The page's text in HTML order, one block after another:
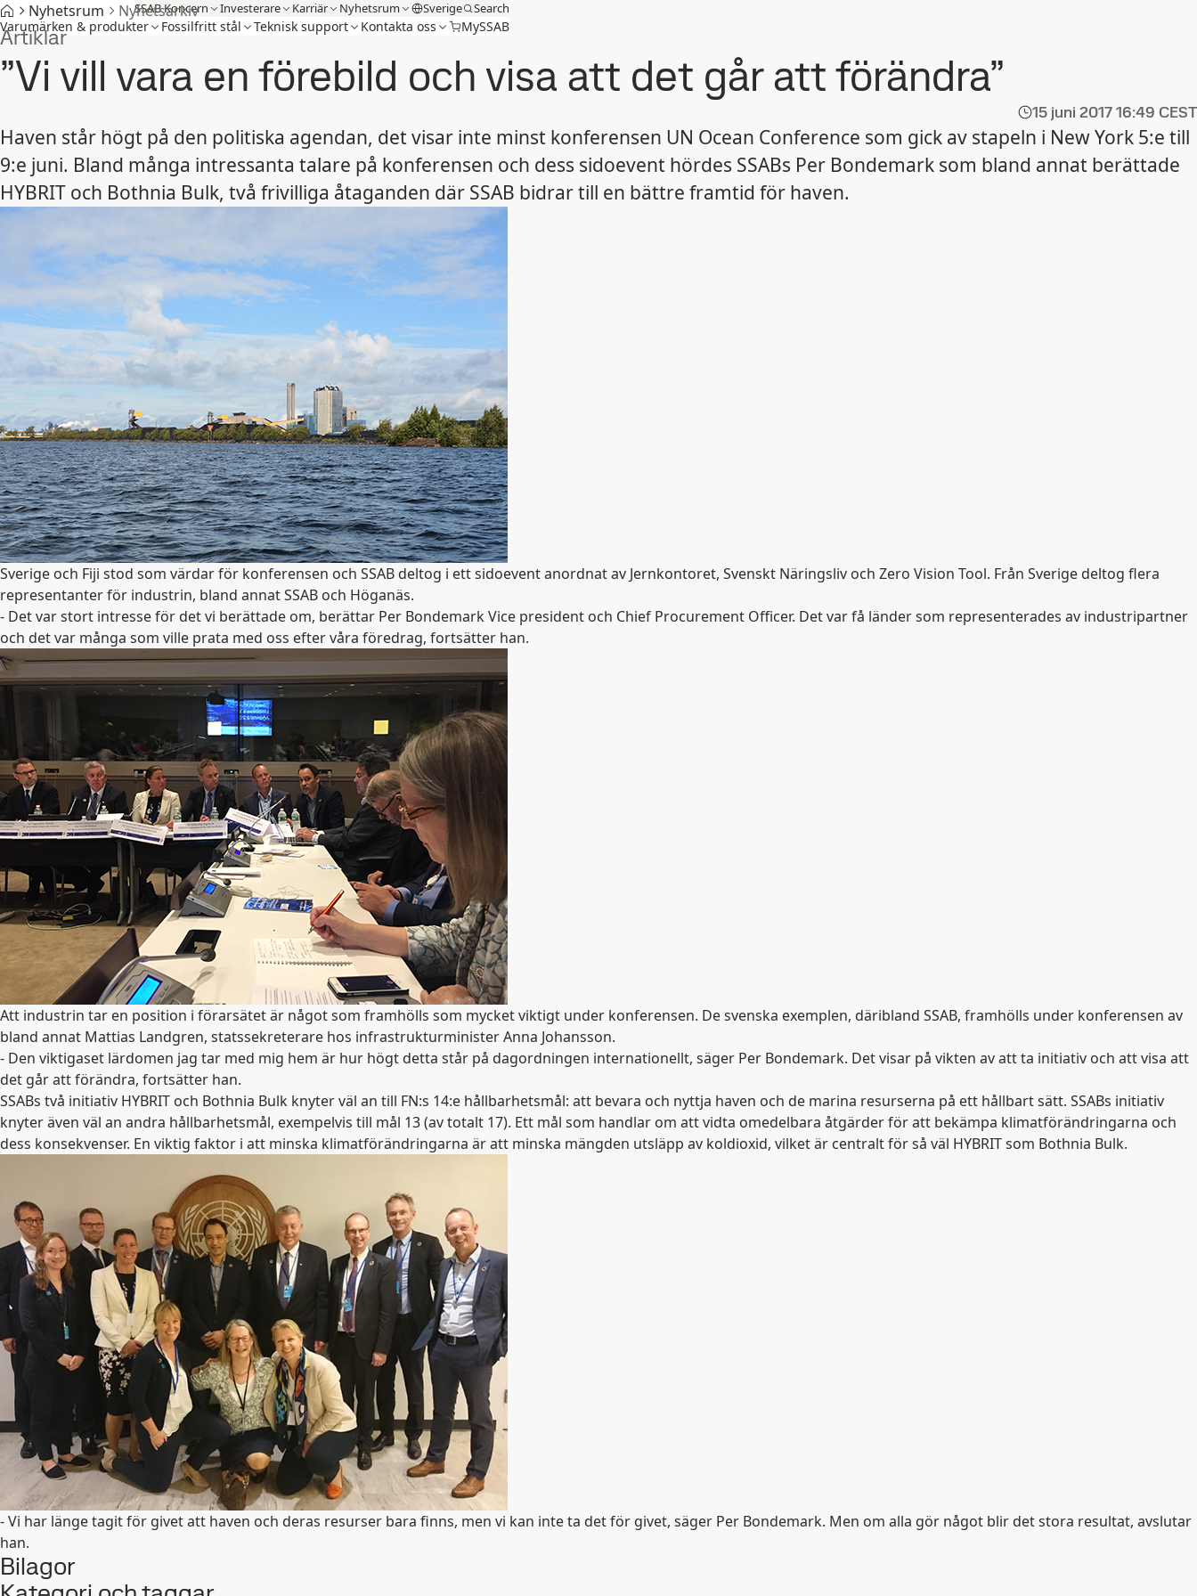
SSAB Koncern Investerare Karriär Nyhetsrum Sverige Search
Varumärken & produkter Fossilfritt stål Teknisk support Kontakta oss MySSAB
Nyhetsrum Nyhetsarkiv
Artiklar
”Vi vill vara en förebild och visa att det går att förändra”
15 juni 201716:49 CEST
Haven står högt på den politiska agendan, det visar inte minst konferensen UN Ocean Conference som gick av stapeln i New York 5:e till
9:e juni. Bland många intressanta talare på konferensen och dess sidoevent hördes SSABs Per Bondemark som bland annat berättade
HYBRIT och Bothnia Bulk, två frivilliga åtaganden där SSAB bidrar till en bättre framtid för haven.
Sverige och Fiji stod som värdar för konferensen och SSAB deltog i ett sidoevent anordnat av Jernkontoret, Svenskt Näringsliv och Zero Vision Tool. Från Sverige deltog flera
representanter för industrin, bland annat SSAB och Höganäs.
- Det var stort intresse för det vi berättade om, berättar Per Bondemark Vice president och Chief Procurement Officer. Det var få länder som representerades av industripartner
och det var många som ville prata med oss efter våra föredrag, fortsätter han.
Att industrin tar en position i förarsätet är något som framhölls som mycket viktigt under konferensen. De svenska exemplen, däribland SSAB, framhölls under konferensen av
bland annat Mattias Landgren, statssekreterare hos infrastrukturminister Anna Johansson.
- Den viktigaset lärdomen jag tar med mig hem är hur högt detta står på dagordningen internationellt, säger Per Bondemark. Det visar på vikten av att ta initiativ och att visa att
det går att förändra, fortsätter han.
SSABs två initiativ HYBRIT och Bothnia Bulk knyter väl an till FN:s 14:e hållbarhetsmål: att bevara och nyttja haven och de marina resurserna på ett hållbart sätt. SSABs initiativ
knyter även väl an andra hållbarhetsmål, exempelvis till mål 13 (av totalt 17). Ett mål som handlar om att vidta omedelbara åtgärder för att bekämpa klimatförändringarna och
dess konsekvenser. En viktig faktor i att minska klimatförändringarna är att minska mängden utsläpp av koldioxid, vilket är centralt för så väl HYBRIT som Bothnia Bulk.
- Vi har länge tagit för givet att haven och deras resurser bara finns, men vi kan inte ta det för givet, säger Per Bondemark. Men om alla gör något blir det stora resultat, avslutar
han.
Bilagor